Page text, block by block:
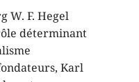
W. F. Hegel
déterminant
Karl